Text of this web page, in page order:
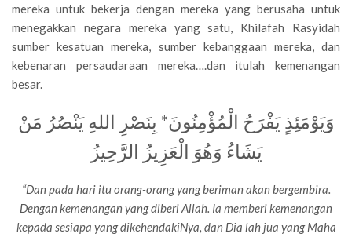
mereka untuk bekerja dengan mereka yang berusaha untuk
menegakkan negara mereka yang satu, Khilafah Rasyidah
sumber kesatuan mereka, sumber kebanggaan mereka, dan
kebenaran persaudaraan mereka….dan itulah kemenangan
besar.
وَيَوْمَئِذٍ يَفْرَحُ الْمُؤْمِنُونَ* بِنَصْرِ اللهِ يَنْصُرُ مَنْ
يَشَاءُ وَهُوَ الْعَزِيزُ الرَّحِيزُ
“Dan pada hari itu orang-orang yang beriman akan bergembira.
Dengan kemenangan yang diberi Allah. Ia memberi kemenangan
kepada sesiapa yang dikehendakiNya, dan Dia lah jua yang Maha